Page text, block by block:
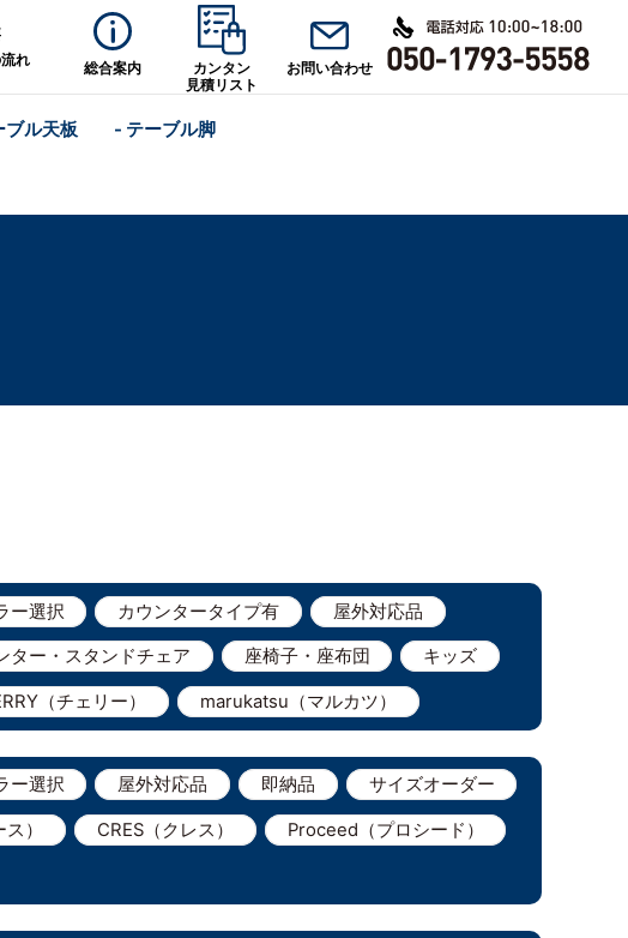
れ
総合案内
カンタン
見積リスト
お問い合わせ
ブル天板 - テーブル脚
ー選択 カウンタータイプ有 屋外対応品
ター・スタンドチェア 座椅子・座布団 キッズ
（チェリー） marukatsu（マルカツ）
ー選択 屋外対応品 即納品 サイズオーダー
） CRES（クレス） Proceed（プロシード）